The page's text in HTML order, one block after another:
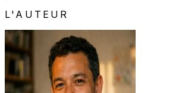
L'AUTEUR